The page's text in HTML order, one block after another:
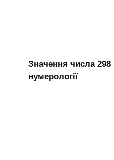
Значення числа 298
нумерології